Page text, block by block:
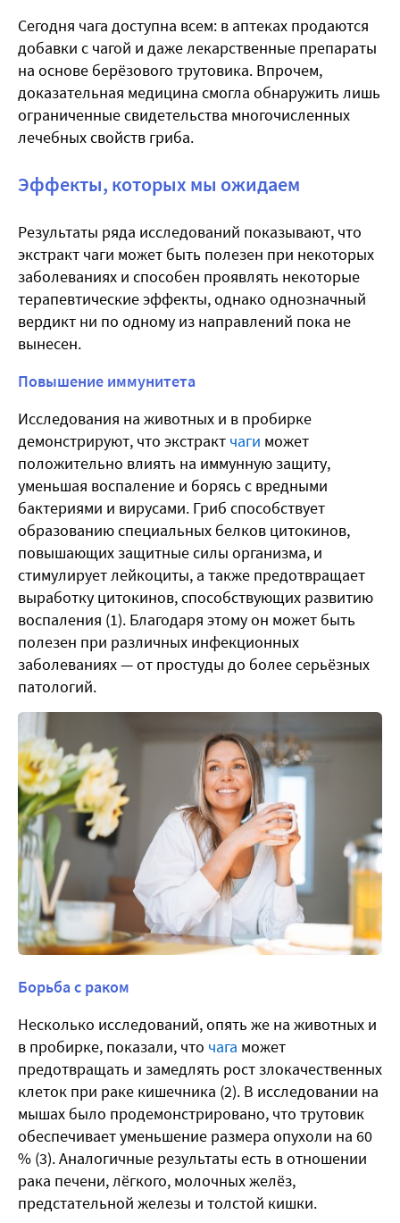
Сегодня чага доступна всем: в аптеках продаются
добавки с чагой и даже лекарственные препараты
на основе берёзового трутовика. Впрочем,
доказательная медицина смогла обнаружить лишь
ограниченные свидетельства многочисленных
лечебных свойств гриба.
Эффекты, которых мы ожидаем
Результаты ряда исследований показывают, что
экстракт чаги может быть полезен при некоторых
заболеваниях и способен проявлять некоторые
терапевтические эффекты, однако однозначный
вердикт ни по одному из направлений пока не
вынесен.
Повышение иммунитета
Исследования на животных и в пробирке
демонстрируют, что экстракт чаги может
положительно влиять на иммунную защиту,
уменьшая воспаление и борясь с вредными
бактериями и вирусами. Гриб способствует
образованию специальных белков цитокинов,
повышающих защитные силы организма, и
стимулирует лейкоциты, а также предотвращает
выработку цитокинов, способствующих развитию
воспаления (1). Благодаря этому он может быть
полезен при различных инфекционных
заболеваниях — от простуды до более серьёзных
патологий.
Борьба с раком
Несколько исследований, опять же на животных и
в пробирке, показали, что чага может
предотвращать и замедлять рост злокачественных
клеток при раке кишечника (2). В исследовании на
мышах было продемонстрировано, что трутовик
обеспечивает уменьшение размера опухоли на 60
% (3). Аналогичные результаты есть в отношении
рака печени, лёгкого, молочных желёз,
предстательной железы и толстой кишки.